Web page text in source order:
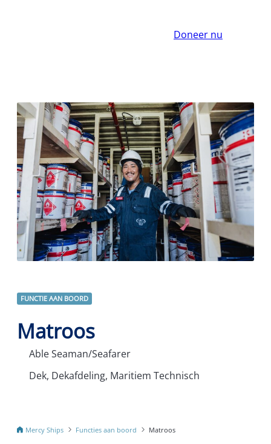
Doneer nu
FUNCTIE AAN BOORD
Matroos
Able Seaman/Seafarer
Dek, Dekafdeling, Maritiem Technisch
Mercy Ships Functies aan boord Matroos